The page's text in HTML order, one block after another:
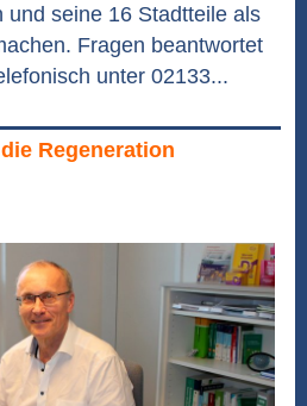
und seine 16 Stadtteile als
Fragen beantwortet
unter 02133...
Regeneration